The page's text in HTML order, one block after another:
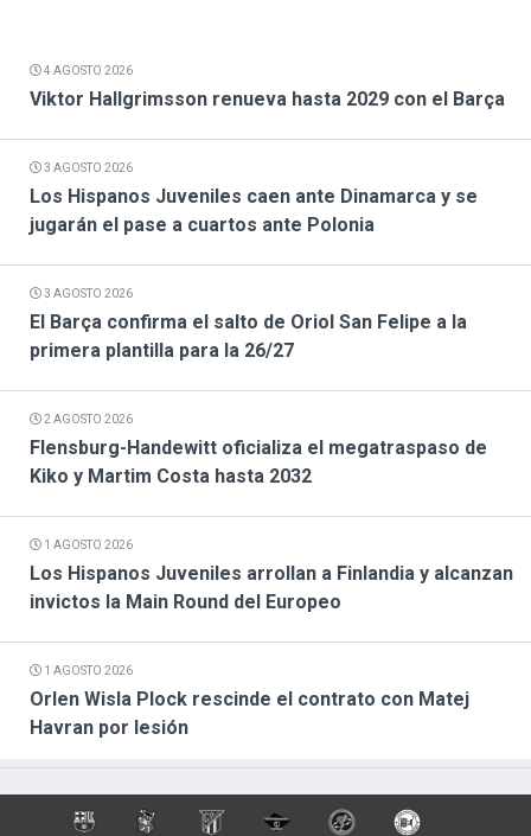
4 AGOSTO 2026
Viktor Hallgrimsson renueva hasta 2029 con el Barça
3 AGOSTO 2026
Los Hispanos Juveniles caen ante Dinamarca y se
jugarán el pase a cuartos ante Polonia
3 AGOSTO 2026
El Barça confirma el salto de Oriol San Felipe a la
primera plantilla para la 26/27
2 AGOSTO 2026
Flensburg-Handewitt oficializa el megatraspaso de
Kiko y Martim Costa hasta 2032
1 AGOSTO 2026
Los Hispanos Juveniles arrollan a Finlandia y alcanzan
invictos la Main Round del Europeo
1 AGOSTO 2026
Orlen Wisla Plock rescinde el contrato con Matej
Havran por lesión